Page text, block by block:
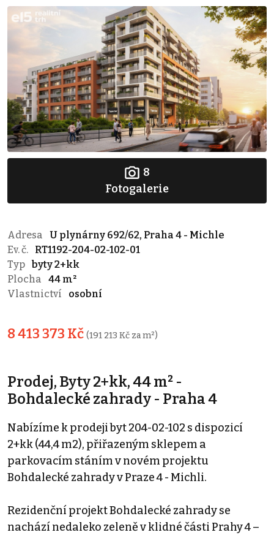
8
Fotogalerie
Adresa
U plynárny 692/62, Praha 4 - Michle
Ev. č.
RT1192-204-02-102-01
Typ byty 2+kk
Plocha
44 m²
Vlastnictví
osobní
8 413 373 Kč (191 213 Kč za m²)
Prodej, Byty 2+kk, 44 m² -
Bohdalecké zahrady - Praha 4
Nabízíme k prodeji byt 204-02-102 s dispozicí
2+kk (44,4 m2), přiřazeným sklepem a
parkovacím stáním v novém projektu
Bohdalecké zahrady v Praze 4 - Michli.
Rezidenční projekt Bohdalecké zahrady se
nachází nedaleko zeleně v klidné části Prahy 4 –